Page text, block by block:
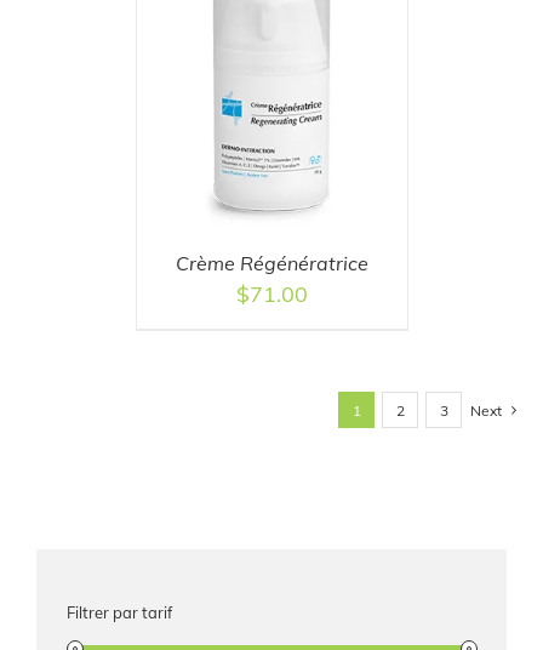
Crème Régénératrice
$71.00
1 2 3 Next
Filtrer par tarif